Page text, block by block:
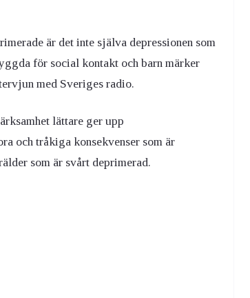
är det inte själva depressionen som
för social kontakt och barn märker
med Sveriges radio.
lättare ger upp
och tråkiga konsekvenser som är
som är svårt deprimerad.